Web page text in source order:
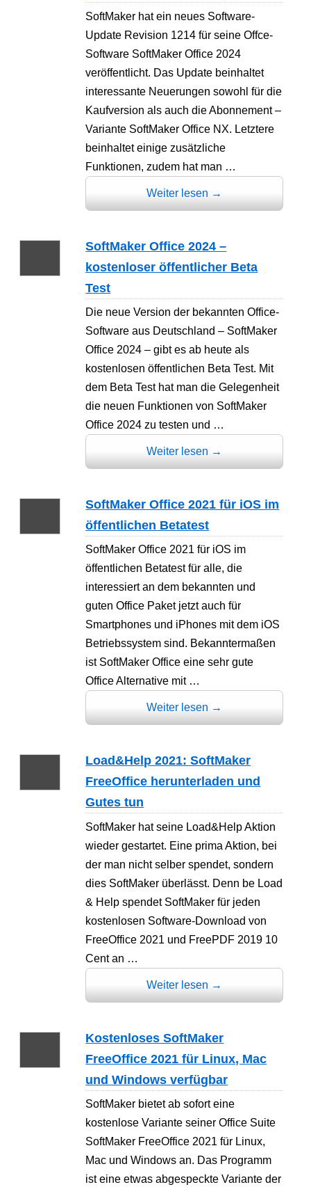
SoftMaker hat ein neues Software-
Update Revision 1214 für seine Offce-
Software SoftMaker Office 2024
veröffentlicht. Das Update beinhaltet
interessante Neuerungen sowohl für die
Kaufversion als auch die Abonnement –
Variante SoftMaker Office NX. Letztere
beinhaltet einige zusätzliche
Funktionen, zudem hat man …
Weiter lesen →
SoftMaker Office 2024 –
kostenloser öffentlicher Beta
Test
Die neue Version der bekannten Office-
Software aus Deutschland – SoftMaker
Office 2024 – gibt es ab heute als
kostenlosen öffentlichen Beta Test. Mit
dem Beta Test hat man die Gelegenheit
die neuen Funktionen von SoftMaker
Office 2024 zu testen und …
Weiter lesen →
SoftMaker Office 2021 für iOS im
öffentlichen Betatest
SoftMaker Office 2021 für iOS im
öffentlichen Betatest für alle, die
interessiert an dem bekannten und
guten Office Paket jetzt auch für
Smartphones und iPhones mit dem iOS
Betriebssystem sind. Bekanntermaßen
ist SoftMaker Office eine sehr gute
Office Alternative mit …
Weiter lesen →
Load&Help 2021: SoftMaker
FreeOffice herunterladen und
Gutes tun
SoftMaker hat seine Load&Help Aktion
wieder gestartet. Eine prima Aktion, bei
der man nicht selber spendet, sondern
dies SoftMaker überlässt. Denn be Load
& Help spendet SoftMaker für jeden
kostenlosen Software-Download von
FreeOffice 2021 und FreePDF 2019 10
Cent an …
Weiter lesen →
Kostenloses SoftMaker
FreeOffice 2021 für Linux, Mac
und Windows verfügbar
SoftMaker bietet ab sofort eine
kostenlose Variante seiner Office Suite
SoftMaker FreeOffice 2021 für Linux,
Mac und Windows an. Das Programm
ist eine etwas abgespeckte Variante der